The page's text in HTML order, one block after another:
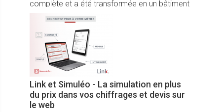
complète et a été transformée en un bâtiment
pratiquement neutre en CO2. Pour répondre
aux exigences élevées en matière d'efficacité
énergétique, des vitrages isolants ont été
équipés d'espaceurs warm edge de
Swisspacer.
Link et Simuléo - La simulation en plus
du prix dans vos chiffrages et devis sur
le web